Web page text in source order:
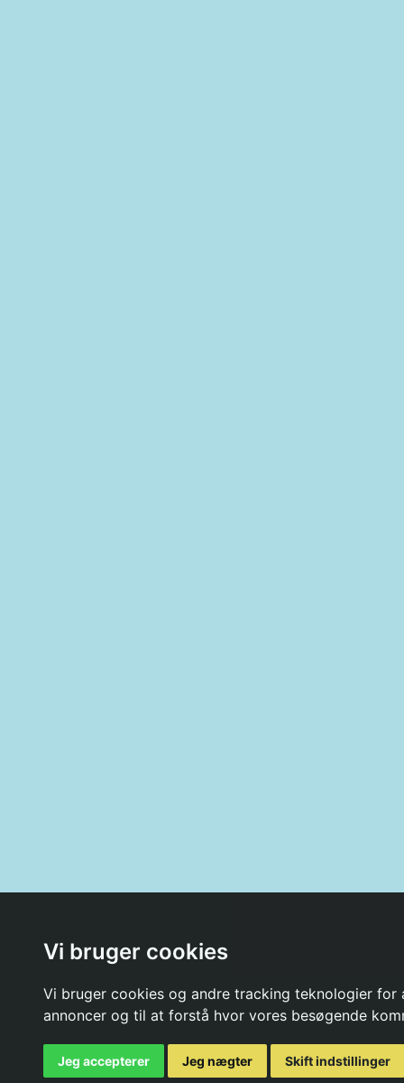
Vi bruger cookies
Vi bruger cookies og andre tracking teknologier
annoncer og til at forstå hvor vores besøgende
Jeg accepterer Jeg nægter Skift indstillinger